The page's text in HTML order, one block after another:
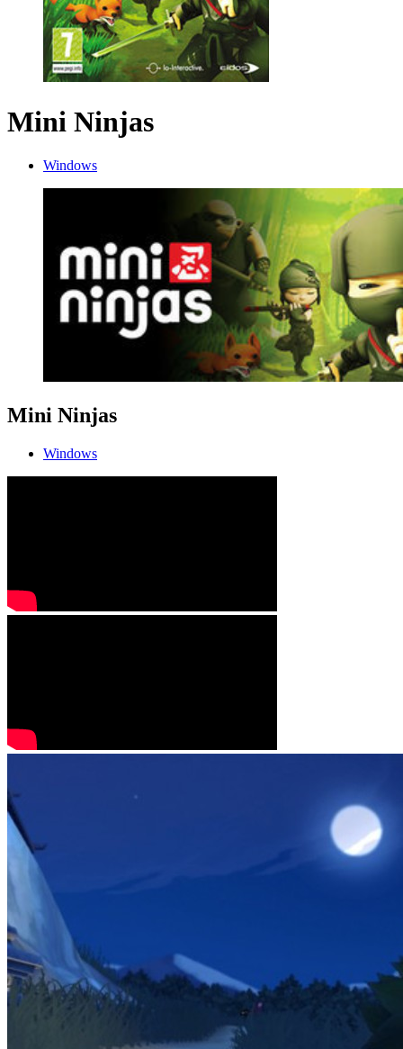
Mini Ninjas
Windows
Mini Ninjas
Windows